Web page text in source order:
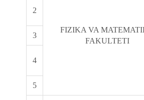
FIZIKA VA
FAKULTETI
2
3
4
5